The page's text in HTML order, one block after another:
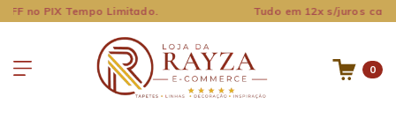
Limitado. Tudo em 12x s/juros cartões ou PIX 20%
0